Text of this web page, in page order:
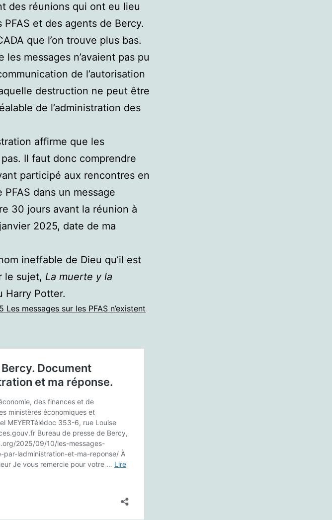
des réunions qui ont eu lieu
et des agents de Bercy.
que l’on trouve plus bas.
les messages n’avaient pas pu
de l’autorisation
destruction ne peut être
de l’administration des
affirme que les
Il faut donc comprendre
participé aux rencontres en
PFAS dans un message
30 jours avant la réunion à
2025, date de ma
ineffable de Dieu qu’il est
le sujet, La muerte y la
Harry Potter.
messages sur les PFAS n’existent